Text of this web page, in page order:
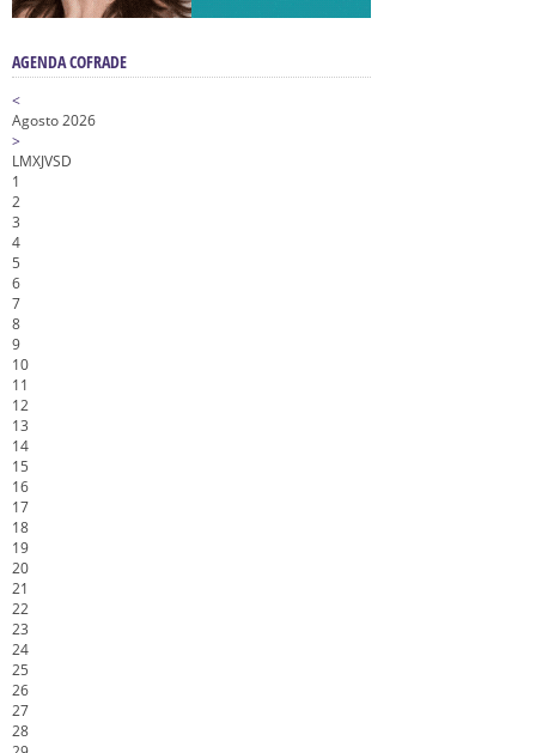
AGENDA COFRADE
<
Agosto 2026
>
LMXJVSD
1
2
3
4
5
6
7
8
9
10
11
12
13
14
15
16
17
18
19
20
21
22
23
24
25
26
27
28